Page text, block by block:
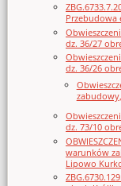
Przebudowa
dz. 36/27
dz. 36/26
dz. 73/10
warunków
Lipowo